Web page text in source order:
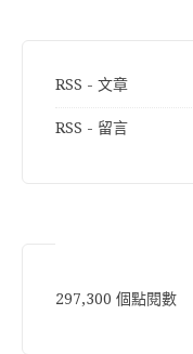
RSS - 文章
RSS - 留言
297,300 個點閱數